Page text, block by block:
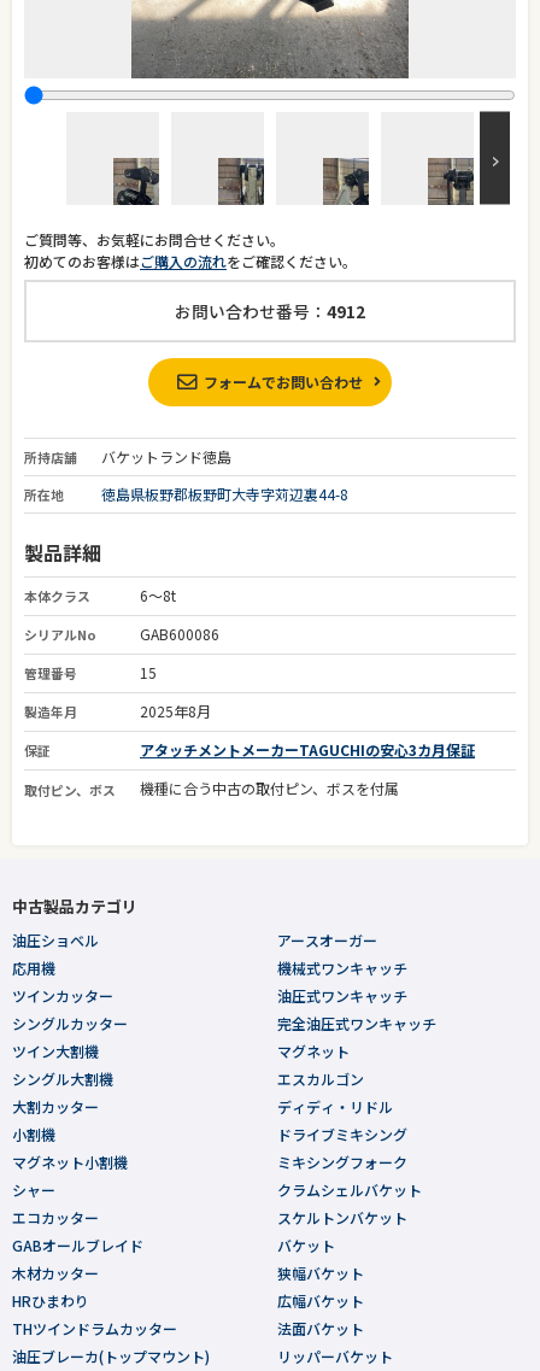
ご質問等、お気軽にお問合せください。
初めてのお客様はご購入の流れをご確認ください。
お問い合わせ番号： 4912
フォームでお問い合わせ
所持店舗 バケットランド徳島
所在地 徳島県板野郡板野町大寺字苅辺裏44-8
製品詳細
本体クラス 6～8t
シリアルNo GAB600086
管理番号 15
製造年月 2025年8月
保証 アタッチメントメーカーTAGUCHIの安心3カ月保証
取付ピン、ボス 機種に合う中古の取付ピン、ボスを付属
中古製品カテゴリ
油圧ショベル
応用機
ツインカッター
シングルカッター
ツイン大割機
シングル大割機
大割カッター
小割機
マグネット小割機
シャー
エコカッター
GABオールブレイド
木材カッター
HRひまわり
THツインドラムカッター
油圧ブレーカ(トップマウント)
アースオーガー
機械式ワンキャッチ
油圧式ワンキャッチ
完全油圧式ワンキャッチ
マグネット
エスカルゴン
ディディ・リドル
ドライブミキシング
ミキシングフォーク
クラムシェルバケット
スケルトンバケット
バケット
狭幅バケット
広幅バケット
法面バケット
リッパーバケット